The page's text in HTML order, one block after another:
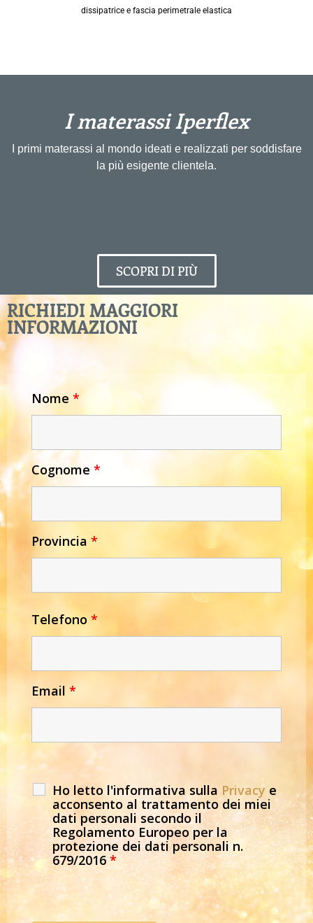
dissipatrice e fascia perimetrale elastica
I materassi Iperflex
I primi materassi al mondo ideati e realizzati per soddisfare
la più esigente clientela.
SCOPRI DI PIÙ
RICHIEDI MAGGIORI
INFORMAZIONI
Nome *
Cognome *
Provincia *
Telefono *
Email *
Ho letto l'informativa sulla Privacy e
acconsento al trattamento dei miei
dati personali secondo il
Regolamento Europeo per la
protezione dei dati personali n.
679/2016*